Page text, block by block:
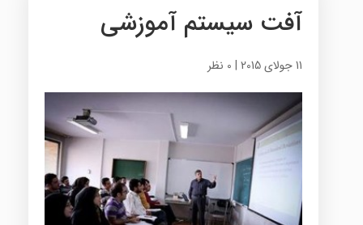
آفت‌ سیستم آموزشی
11 جولای 2015 | 0 نظر